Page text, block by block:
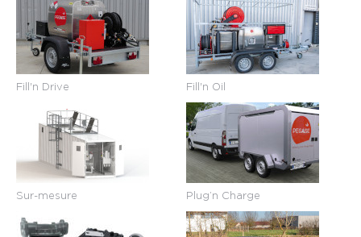
Fill'n Drive
Sur-mesure
Fill'n Oil
Plug’n Charge